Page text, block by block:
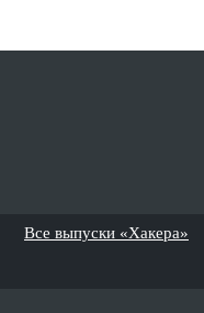
Все выпуски «Хакера»